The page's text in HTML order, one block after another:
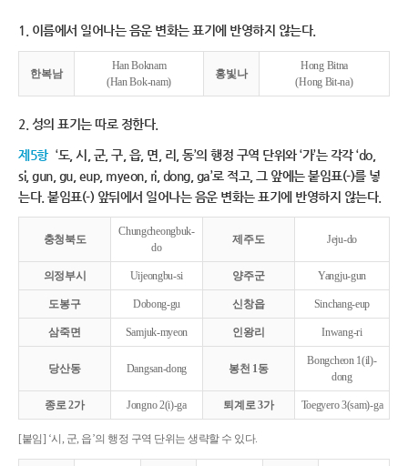
1. 이름에서 일어나는 음운 변화는 표기에 반영하지 않는다.
한복남
Han Boknam
(Han Bok-nam)
홍빛나
Hong Bitna
(Hong Bit-na)
2. 성의 표기는 따로 정한다.
제5항 ‘도, 시, 군, 구, 읍, 면, 리, 동’의 행정 구역 단위와 ‘가’는 각각 ‘do,
si, gun, gu, eup, myeon, ri, dong, ga’로 적고, 그 앞에는 붙임표(-)를 넣
는다. 붙임표(-) 앞뒤에서 일어나는 음운 변화는 표기에 반영하지 않는다.
충청북도
Chungcheongbuk-
do
제주도 Jeju-do
의정부시 Uijeongbu-si 양주군 Yangju-gun
도봉구 Dobong-gu 신창읍 Sinchang-eup
삼죽면 Samjuk-myeon 인왕리 Inwang-ri
당산동 Dangsan-dong 봉천 1동
Bongcheon 1(il)-
dong
종로 2가 Jongno 2(i)-ga 퇴계로 3가 Toegyero 3(sam)-ga
[붙임] ‘시, 군, 읍’의 행정 구역 단위는 생략할 수 있다.